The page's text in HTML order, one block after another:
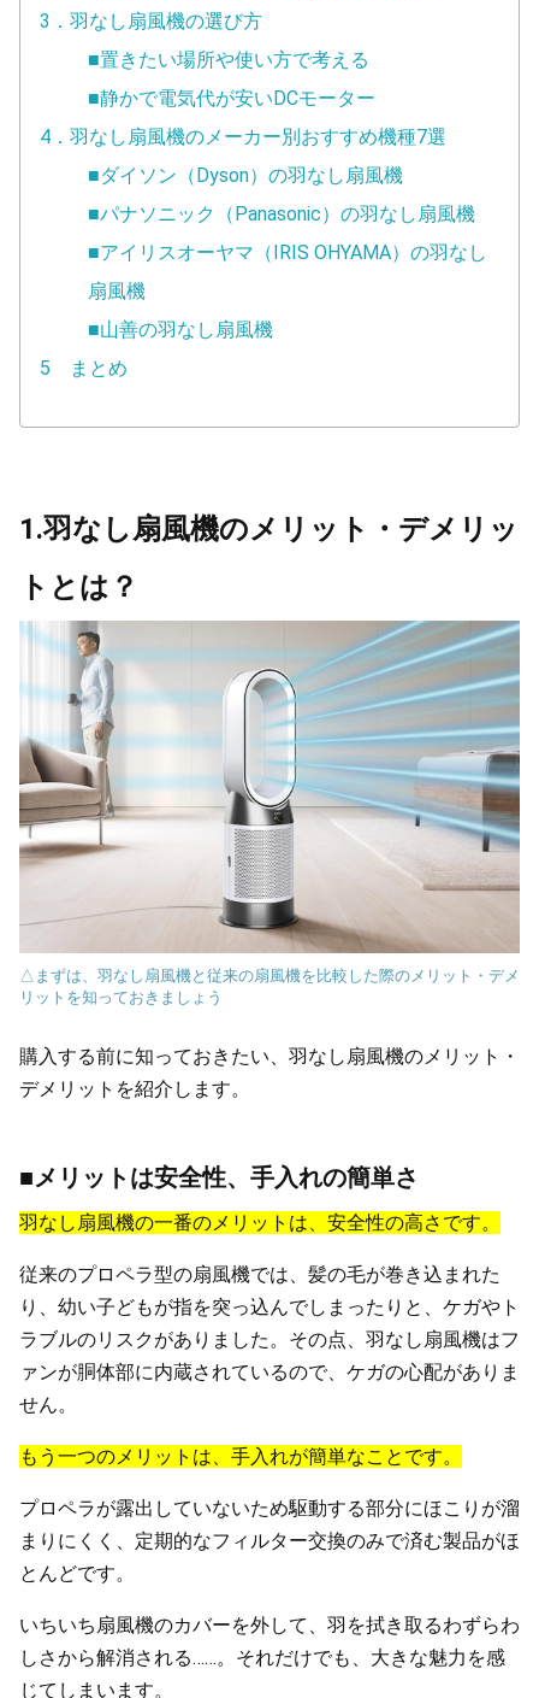
3．羽なし扇風機の選び方
■置きたい場所や使い方で考える
■静かで電気代が安いDCモーター
4．羽なし扇風機のメーカー別おすすめ機種7選
■ダイソン（Dyson）の羽なし扇風機
■パナソニック（Panasonic）の羽なし扇風機
■アイリスオーヤマ（IRIS OHYAMA）の羽なし
扇風機
■山善の羽なし扇風機
5 まとめ
1.羽なし扇風機のメリット・デメリッ
トとは？
△まずは、羽なし扇風機と従来の扇風機を比較した際のメリット・デメ
リットを知っておきましょう
購入する前に知っておきたい、羽なし扇風機のメリット・
デメリットを紹介します。
■メリットは安全性、手入れの簡単さ
羽なし扇風機の一番のメリットは、安全性の高さです。
従来のプロペラ型の扇風機では、髪の毛が巻き込まれた
り、幼い子どもが指を突っ込んでしまったりと、ケガやト
ラブルのリスクがありました。その点、羽なし扇風機はフ
ァンが胴体部に内蔵されているので、ケガの心配がありま
せん。
もう一つのメリットは、手入れが簡単なことです。
プロペラが露出していないため駆動する部分にほこりが溜
まりにくく、定期的なフィルター交換のみで済む製品がほ
とんどです。
いちいち扇風機のカバーを外して、羽を拭き取るわずらわ
しさから解消される……。それだけでも、大きな魅力を感
じてしまいます。